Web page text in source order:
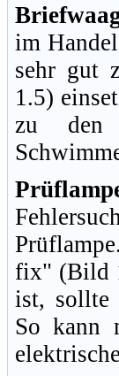
im
sehr gut
1.5)
zu den
fix" (Bild
ist, sollte
So kann